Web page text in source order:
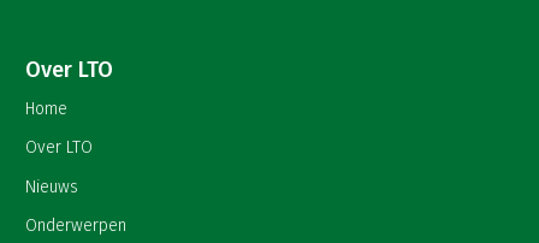
Over LTO
Home
Over LTO
Nieuws
Onderwerpen